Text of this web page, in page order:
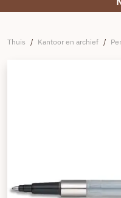
Thuis / Kantoor en archief /